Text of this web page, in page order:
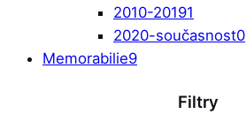
2010-20191
2020-současnost0
Memorabilie9
Filtry